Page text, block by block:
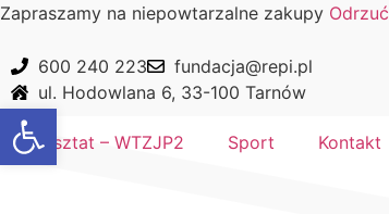
Otwórz pasek narzędzi
Zapraszamy na niepowtarzalne zakupy Odrzuć
600 240 223
fundacja@repi.pl
ul. Hodowlana 6, 33-100 Tarnów
Warsztat – WTZJP2 Sport Kontakt